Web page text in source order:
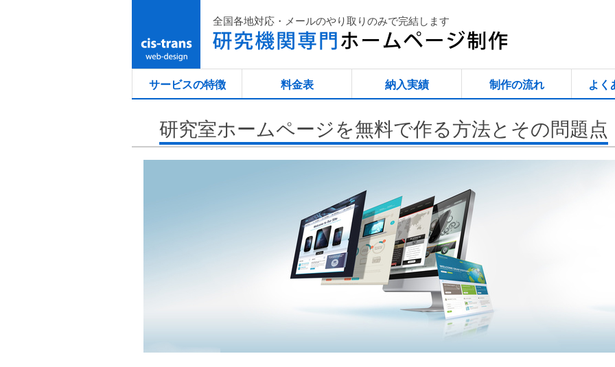
全国各地対応・メールのやり取りのみで完結します
サービスの特徴 料金表 納入実績 制作の流れ よく
研究室ホームページを無料で作る方法とその問題点